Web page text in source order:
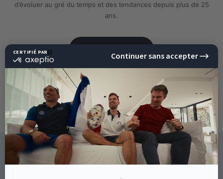
d’évoluer au gré du temps et des tendances depuis plus de 25
ans.
CE QU'ILS DISENT DE NOUS
10%DE RÉDUCTION
SUR VOTRE PROCHAINE
COMMANDE !